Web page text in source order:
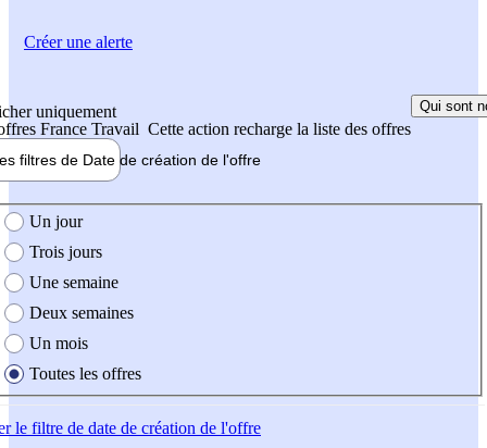
uniquement
France Travail Cette action recharge la liste des offres
Qui sont
filtres de Date de création de l'offre
création de l'offre
Un jour
Trois jours
Une semaine
Deux semaines
Un mois
Toutes les offres
le filtre de date de création de l'offre
Créer une alerte